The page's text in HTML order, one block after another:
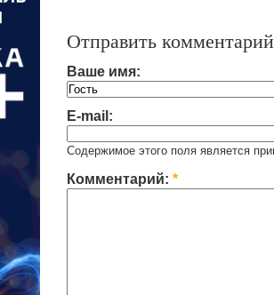
Отправить комментарий
Ваше имя:
E-mail:
Содержимое этого поля является
Комментарий: *